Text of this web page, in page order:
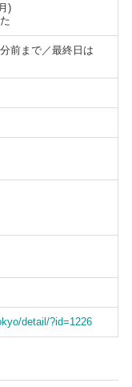
)
前まで／最終日は
detail/?id=1226